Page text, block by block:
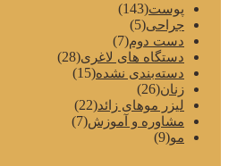
پوست(143)
جراحی(5)
دست دوم(7)
دستگاه های لاغری(28)
دسته‌بندی نشده(15)
زنان(26)
لیزر موهای زائد(22)
مشاوره و آموزش(7)
مو(9)